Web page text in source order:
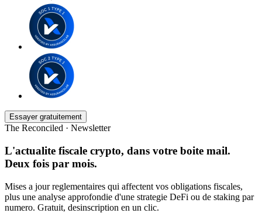
Essayer gratuitement
The Reconciled · Newsletter
L'actualite fiscale crypto, dans votre boite mail.
Deux fois par mois.
Mises a jour reglementaires qui affectent vos obligations fiscales,
plus une analyse approfondie d'une strategie DeFi ou de staking par
numero. Gratuit, desinscription en un clic.